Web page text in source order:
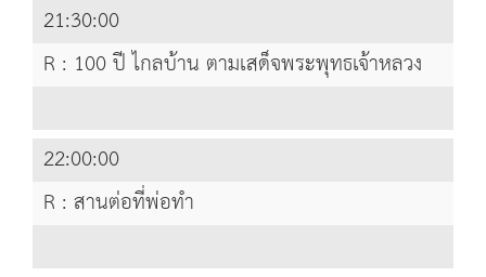
21:30:00
R : 100 ปี ไกลบ้าน ตามเสด็จพระพุทธเจ้าหลวง
22:00:00
R : สานต่อที่พ่อทำ